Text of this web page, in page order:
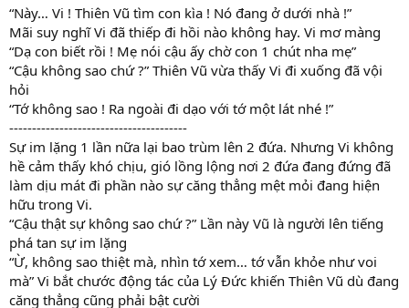
“Này… Vi ! Thiên Vũ tìm con kìa ! Nó đang ở dưới nhà !”
Mãi suy nghĩ Vi đã thiếp đi hồi nào không hay. Vi mơ màng
“Dạ con biết rồi ! Mẹ nói cậu ấy chờ con 1 chút nha mẹ”
“Cậu không sao chứ ?” Thiên Vũ vừa thấy Vi đi xuống đã vội
hỏi
“Tớ không sao ! Ra ngoài đi dạo với tớ một lát nhé !”
---------------------------------------
Sự im lặng 1 lần nữa lại bao trùm lên 2 đứa. Nhưng Vi không
hề cảm thấy khó chịu, gió lồng lộng nơi 2 đứa đang đứng đã
làm dịu mát đi phần nào sự căng thẳng mệt mỏi đang hiện
hữu trong Vi.
“Cậu thật sự không sao chứ ?” Lần này Vũ là người lên tiếng
phá tan sự im lặng
“Ừ, không sao thiệt mà, nhìn tớ xem… tớ vẫn khỏe như voi
mà” Vi bắt chước động tác của Lý Đức khiến Thiên Vũ dù đang
căng thẳng cũng phải bật cười